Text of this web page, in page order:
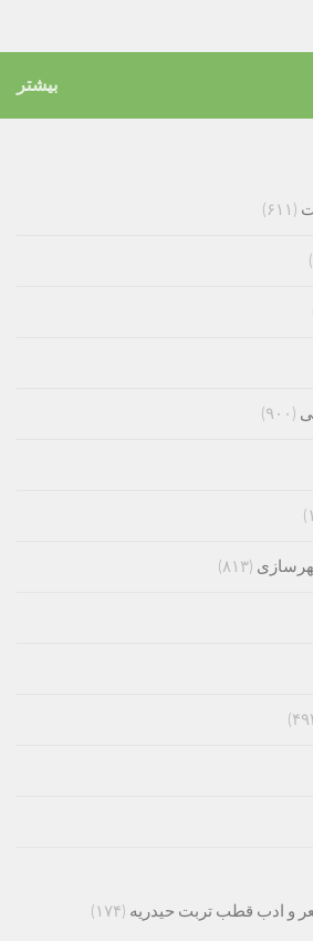
بیشتر
(۶۱۱)
(۹۰۰)
(۸۱۳)
و ادب قطب تربت حیدریه (۱۷۴)